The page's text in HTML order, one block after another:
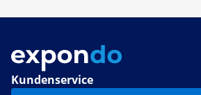
Kundenservice